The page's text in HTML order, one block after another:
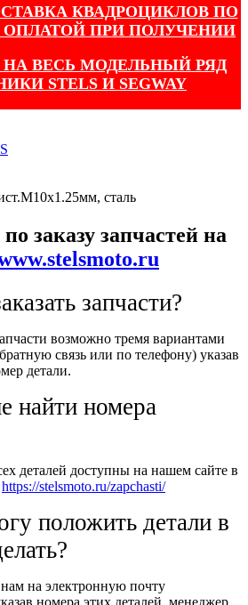
КВАДРОЦИКЛОВ ПО
ПРИ ПОЛУЧЕНИИ
НА ВЕСЬ МОДЕЛЬНЫЙ РЯД
STELS И SEGWAY
сталь
заказу запчастей на
запчасти?
возможно тремя вариантами
связь или по телефону) указав
детали.
найти номера
деталей доступны на нашем сайте в
https://stelsmoto.ru/zapchasti/
положить детали в
на электронную почту
номера этих деталей, менеджер